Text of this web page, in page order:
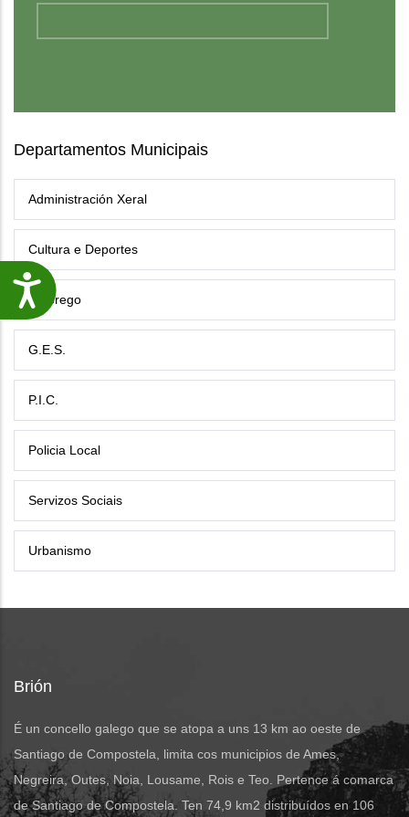
Accesibilidade
Departamentos Municipais
Administración Xeral
Cultura e Deportes
Emprego
G.E.S.
P.I.C.
Policia Local
Servizos Sociais
Urbanismo
Brión
É un concello galego que se atopa a uns 13 km ao oeste de
Santiago de Compostela, limita cos municipios de Ames,
Negreira, Outes, Noia, Lousame, Rois e Teo. Pertence á comarca
de Santiago de Compostela. Ten 74,9 km2 distribuídos en 106